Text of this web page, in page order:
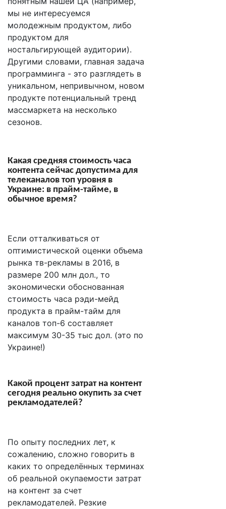
мы не интересуемся
молодежным продуктом, либо
продуктом для
ностальгирующей аудитории).
Другими словами, главная задача
программинга - это разглядеть в
уникальном, непривычном, новом
продукте потенциальный тренд
массмаркета на несколько
сезонов.
Какая средняя стоимость часа
контента сейчас допустима для
телеканалов топ уровня в
Украине: в прайм-тайме, в
обычное время?
Если отталкиваться от
оптимистической оценки объема
рынка тв-рекламы в 2016, в
размере 200 млн дол., то
экономически обоснованная
стоимость часа рэди-мейд
продукта в прайм-тайм для
каналов топ-6 составляет
максимум 30-35 тыс дол. (это по
Украине!)
Какой процент затрат на контент
сегодня реально окупить за счет
рекламодателей?
По опыту последних лет, к
сожалению, сложно говорить в
каких то определённых терминах
об реальной окупаемости затрат
на контент за счет
рекламодателей. Резкие